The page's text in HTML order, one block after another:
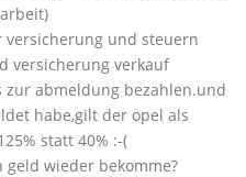
und steuern
versicherung verkauf
abmeldung bezahlen.und
habe,gilt der opel als
statt 40% :-(
wieder bekomme?